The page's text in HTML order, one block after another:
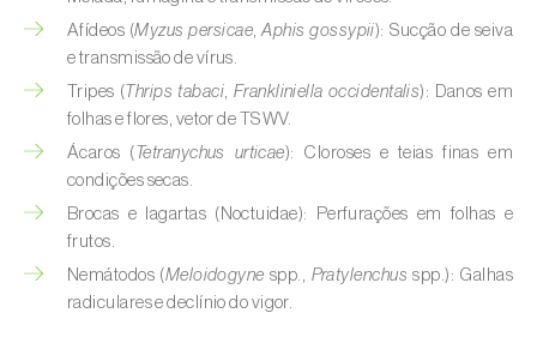
Cebola ( Allium cepa)
Cedro (Cedrus spp.
Cenoura (Daucus carota
Centeio ( Secale cereale)
Cerejeira (Prunus avium L.)
Cevada (Hordeum vulgare
Afídeos (Myzus persicae,Aphis gossypii): Sucção de seiva
e transmissão de vírus.
Tripes ( Thrips tabaci, Frankliniella occidentalis): Danos em
folhas e flores, vetor de TSWV.
Ácaros ( Tetranychus urticae): Cloroses e teias finas em
condições secas.
Brocas e lagartas (Noctuidae): Perfurações em folhas e
frutos.
Nemátodos (Meloidogyne spp., Pratylenchus spp.): Galhas
radiculares e declínio do vigor.